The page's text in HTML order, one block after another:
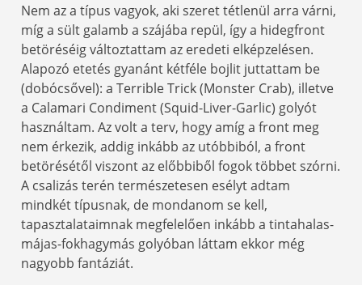
Nem az a típus vagyok, aki szeret tétlenül arra várni,
míg a sült galamb a szájába repül, így a hidegfront
betöréséig változtattam az eredeti elképzelésen.
Alapozó etetés gyanánt kétféle bojlit juttattam be
(dobócsővel): a Terrible Trick (Monster Crab), illetve
a Calamari Condiment (Squid-Liver-Garlic) golyót
használtam. Az volt a terv, hogy amíg a front meg
nem érkezik, addig inkább az utóbbiból, a front
betörésétől viszont az előbbiből fogok többet szórni.
A csalizás terén természetesen esélyt adtam
mindkét típusnak, de mondanom se kell,
tapasztalataimnak megfelelően inkább a tintahalas-
májas-fokhagymás golyóban láttam ekkor még
nagyobb fantáziát.